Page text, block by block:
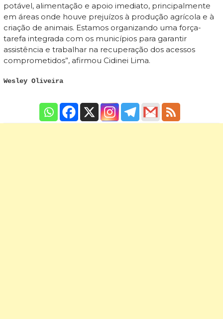
potável, alimentação e apoio imediato, principalmente
em áreas onde houve prejuízos à produção agrícola e à
criação de animais. Estamos organizando uma força-
tarefa integrada com os municípios para garantir
assistência e trabalhar na recuperação dos acessos
comprometidos”, afirmou Cidinei Lima.
Wesley Oliveira